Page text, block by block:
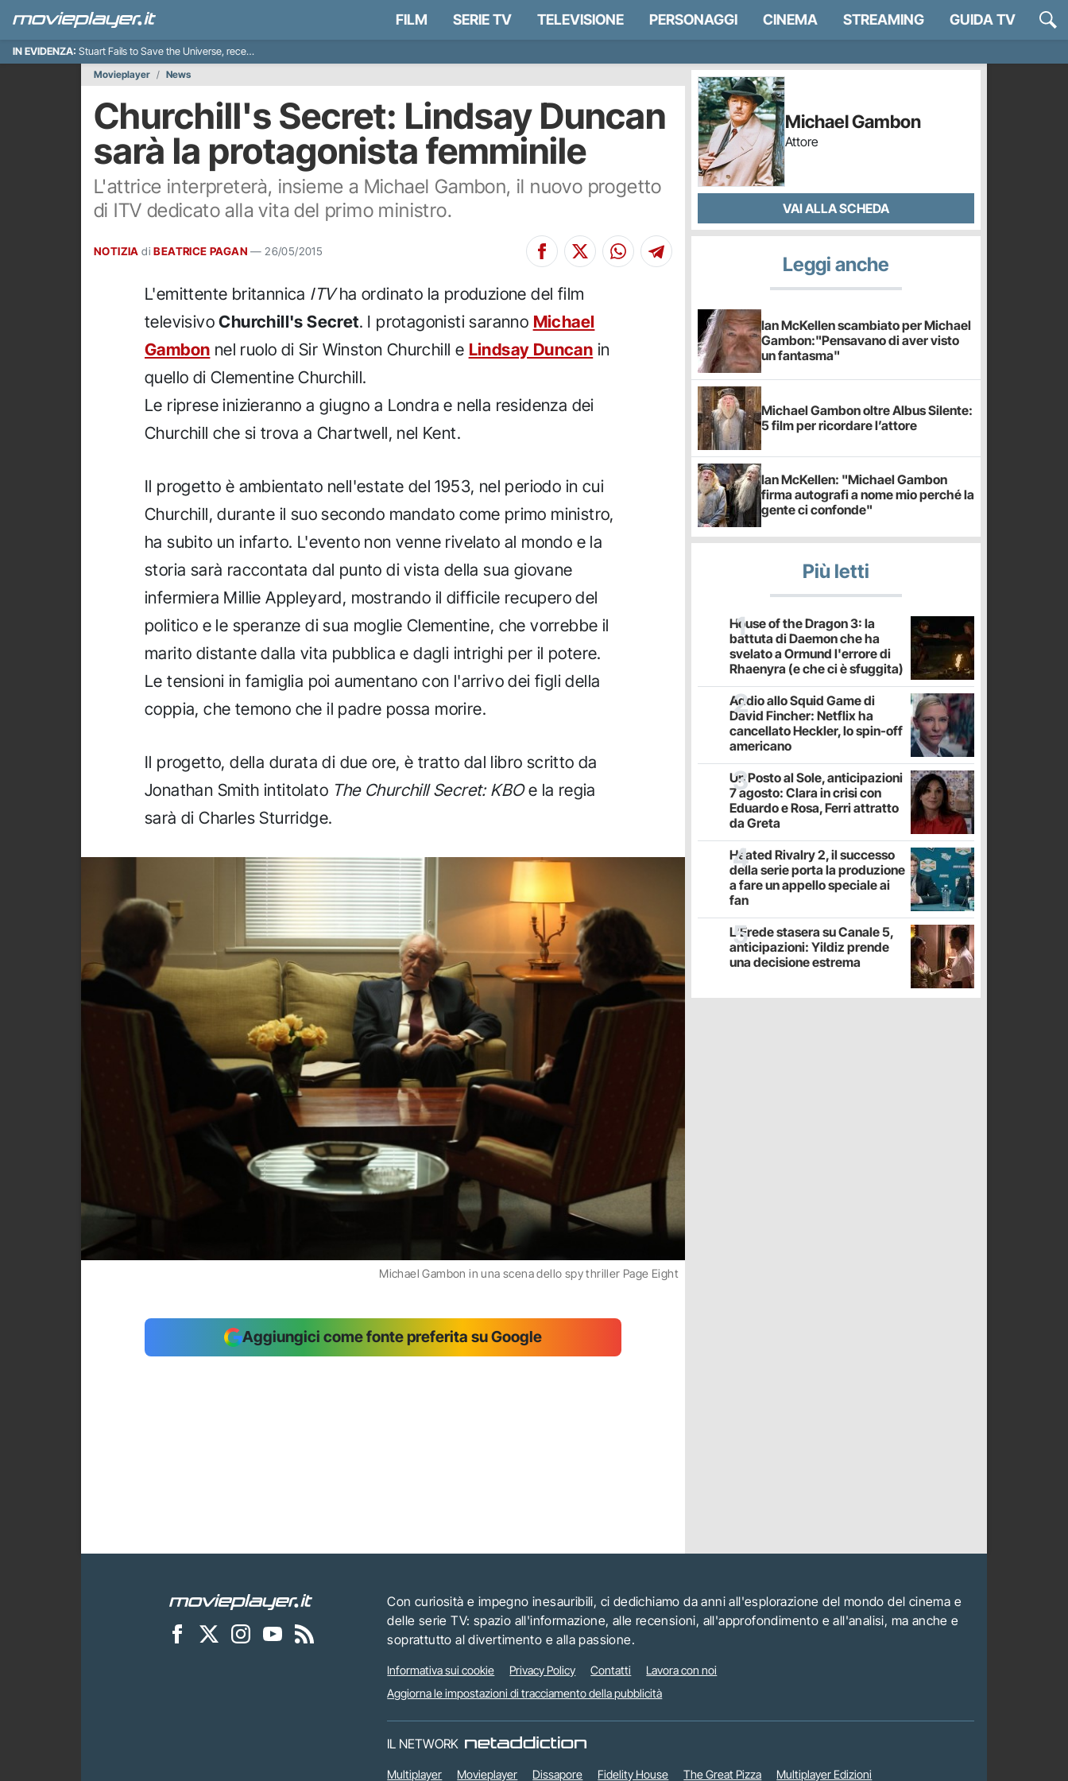
FILM SERIE TV TELEVISIONE PERSONAGGI CINEMA STREAMING GUIDA TV
IN EVIDENZA: Stuart Fails to Save the Universe, recensione
Movieplayer
News
Churchill's Secret: Lindsay Duncan
sarà la protagonista femminile
L'attrice interpreterà, insieme a Michael Gambon, il nuovo progetto
di ITV dedicato alla vita del primo ministro.
NOTIZIA di BEATRICE PAGAN —26/05/2015
L'emittente britannica ITVha ordinato la produzione del film
televisivoChurchill's Secret. I protagonisti saranno Michael
Gambon nel ruolo di Sir Winston Churchill e Lindsay Duncan in
quello di Clementine Churchill.
Le riprese inizieranno a giugno a Londra e nella residenza dei
Churchill che si trova a Chartwell, nel Kent.
Il progetto è ambientato nell'estate del 1953, nel periodo in cui
Churchill, durante il suo secondo mandato come primo ministro,
ha subito un infarto. L'evento non venne rivelato al mondo e la
storia sarà raccontata dal punto di vista della sua giovane
infermiera Millie Appleyard, mostrando il difficile recupero del
politico e le speranze di sua moglie Clementine, che vorrebbe il
marito distante dalla vita pubblica e dagli intrighi per il potere.
Le tensioni in famiglia poi aumentano con l'arrivo dei figli della
coppia, che temono che il padre possa morire.
Il progetto, della durata di due ore, è tratto dal libro scritto da
Jonathan Smith intitolato The Churchill Secret: KBOe la regia
sarà di Charles Sturridge.
Michael Gambon in una scena dello spy thriller Page Eight
Aggiungici come fonte preferita su Google
Michael Gambon
Attore
VAI ALLA SCHEDA
Leggi anche
Ian McKellen scambiato per Michael
Gambon:"Pensavano di aver visto
un fantasma"
Michael Gambon oltre Albus Silente:
5 film per ricordare l’attore
Ian McKellen: "Michael Gambon
firma autografi a nome mio perché la
gente ci confonde"
Più letti
House of the Dragon 3: la
battuta di Daemon che ha
svelato a Ormund l'errore di
Rhaenyra (e che ci è sfuggita)
Addio allo Squid Game di
David Fincher: Netflix ha
cancellato Heckler, lo spin-off
americano
Un Posto al Sole, anticipazioni
7 agosto: Clara in crisi con
Eduardo e Rosa, Ferri attratto
da Greta
Heated Rivalry 2, il successo
della serie porta la produzione
a fare un appello speciale ai
fan
L'Erede stasera su Canale 5,
anticipazioni: Yildiz prende
una decisione estrema
Con curiosità e impegno inesauribili, ci dedichiamo da anni all'esplorazione del mondo del cinema e
delle serie TV: spazio all'informazione, alle recensioni, all'approfondimento e all'analisi, ma anche e
soprattutto al divertimento e alla passione.
Informativa sui cookie Privacy Policy Contatti
Lavora con noi
Aggiorna le impostazioni di tracciamento della pubblicità
IL NETWORK
Multiplayer Movieplayer Dissapore Fidelity House The Great Pizza Multiplayer Edizioni